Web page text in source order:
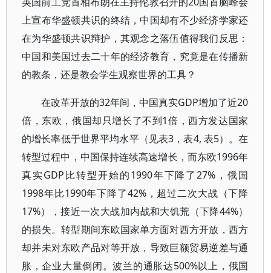
上宣布华盛顿共识的终结，中国却有不少经济学家还
在为华盛顿共识辩护，其观念之落伍值得我们反思：
中国和美国过去二十年的经济教育，究竟是在传播新
的教条，还是教会学生观察世界的工具？
在改革开放的32年间，中国真实GDP增加了近20
倍，东欧，俄国却只增长了不到1倍，西方发达国家
的增长率低于世界平均水平（见表3，表4, 表5）。在
转型过程中，中国保持连续高速增长，而东欧1996年
真实GDP比转型开始的1990年下降了27%，俄国
1998年比1990年下降了42%，超过二次大战（下降
17%），接近一次大战加内战和大饥荒（下降44%）
的损失。转型期间东欧国家单方面对西方开放，西方
却并未对东欧产品对等开放，导致巨额贸易逆差与通
胀，企业大量倒闭。波兰的通胀达500%以上，俄国